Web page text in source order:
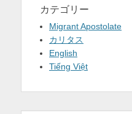
カテゴリー
Migrant Apostolate
カリタス
English
Tiếng Việt